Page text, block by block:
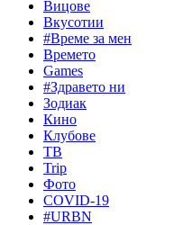
Вицове
Вкусотии
#Време за мен
Времето
Games
#Здравето ни
Зодиак
Кино
Клубове
ТВ
Trip
Фото
COVID-19
#URBN